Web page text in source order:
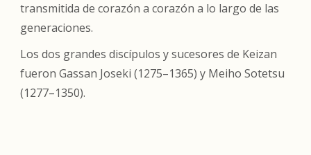
transmitida de corazón a corazón a lo largo de las
generaciones.
Los dos grandes discípulos y sucesores de Keizan
fueron Gassan Joseki (1275–1365) y Meiho Sotetsu
(1277–1350).